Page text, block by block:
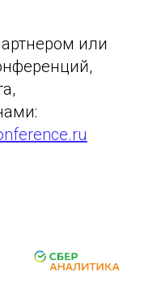
или